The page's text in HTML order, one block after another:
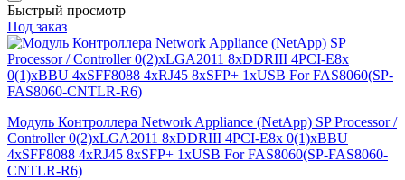
Быстрый просмотр
Под заказ
Модуль Контроллера Network Appliance (NetApp) SP Processor /
Controller 0(2)xLGA2011 8xDDRIII 4PCI-E8x 0(1)xBBU
4xSFF8088 4xRJ45 8xSFP+ 1xUSB For FAS8060(SP-FAS8060-
CNTLR-R6)